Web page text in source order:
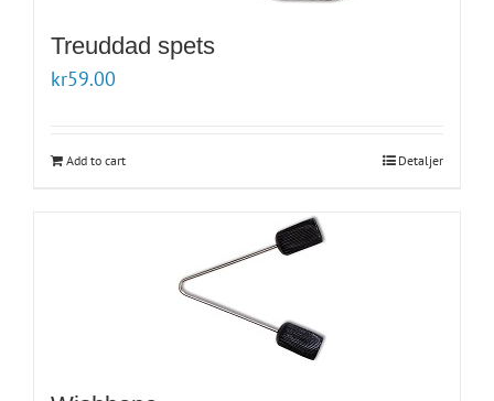
Treuddad spets
kr59.00
Add to cart Detaljer